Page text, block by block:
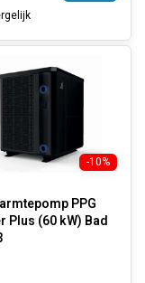
-10%
PPG
Plus (60 kW) Bad